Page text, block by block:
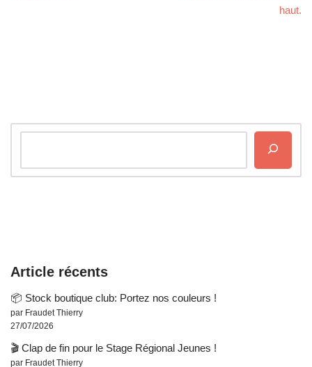
haut.
Article récents
📦 Stock boutique club: Portez nos couleurs !
par Fraudet Thierry
27/07/2026
🎬 Clap de fin pour le Stage Régional Jeunes !
par Fraudet Thierry